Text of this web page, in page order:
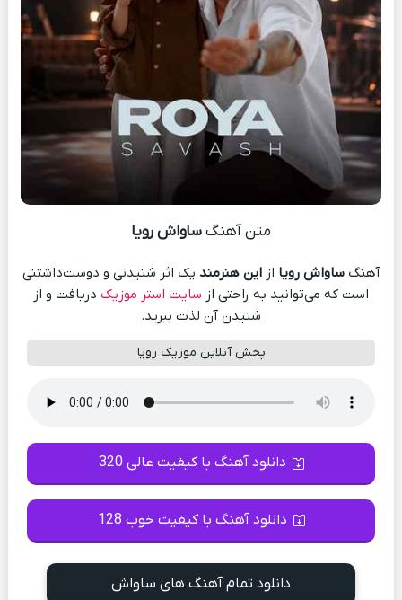
متن آهنگساواش رویا
آهنگساواش رویا ازاین هنرمند یک اثر شنیدنی و دوست‌داشتنی
است که می‌توانید به راحتی از سایت استر موزیک دریافت و از
شنیدن آن لذت ببرید.
پخش آنلاین موزیک رویا
دانلود آهنگ با کیفیت عالی 320
دانلود آهنگ با کیفیت خوب 128
دانلود تمام آهنگ های ساواش